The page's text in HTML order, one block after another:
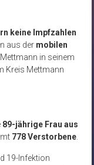
keine Impfzahlen
aus der mobilen
in seinem
Kreis Mettmann
89-jährige Frau aus
778 Verstorbene.
19-Infektion